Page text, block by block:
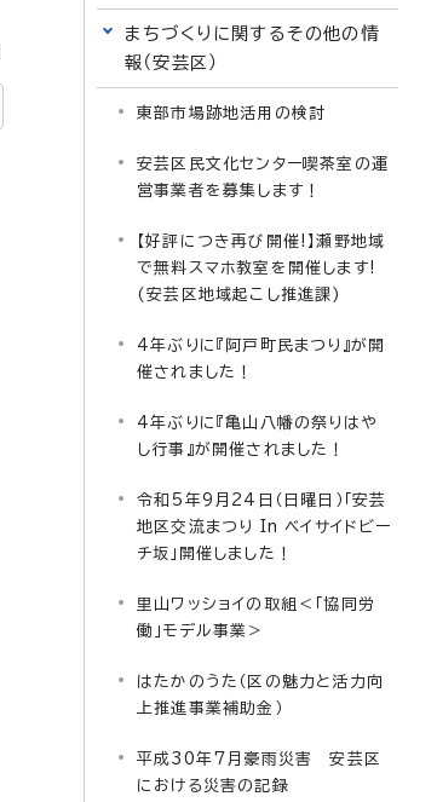
まちづくりに関するその他の情
報（安芸区）
東部市場跡地活用の検討
安芸区民文化センター喫茶室の運
営事業者を募集します！
【好評につき再び開催!】瀬野地域
で無料スマホ教室を開催します!
(安芸区地域起こし推進課)
4年ぶりに『阿戸町民まつり』が開
催されました！
4年ぶりに『亀山八幡の祭りはや
し行事』が開催されました！
令和5年9月24日（日曜日）「安芸
地区交流まつり In ベイサイドビー
チ坂」開催しました！
里山ワッショイの取組＜「協同労
働」モデル事業＞
はたかのうた（区の魅力と活力向
上推進事業補助金）
平成30年7月豪雨災害 安芸区
における災害の記録